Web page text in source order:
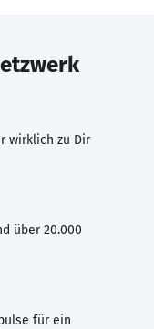
wirklich zu Dir
über 20.000
für ein